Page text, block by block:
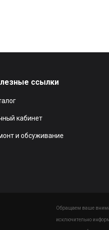
ссылки
кабинет
и обсуживание
Обращаем ваше
исключительно